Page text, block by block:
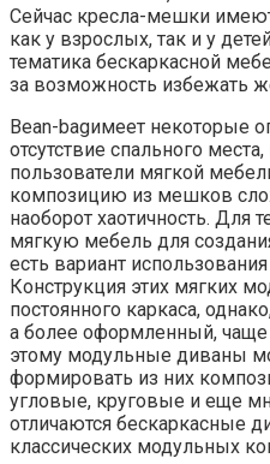
Сейчас кресла-мешки
как у взрослых, так и у
тематика бескаркасной
за возможность избежать
Bean-bagимеет некоторые
отсутствие спального
пользователи мягкой
композицию из мешков
наоборот хаотичность. Для
мягкую мебель для
есть вариант
Конструкция этих мягких
постоянного каркаса,
а более оформленный, чаще
этому модульные диваны
формировать из них
угловые, круговые и еще
отличаются бескаркасные
классических модульных